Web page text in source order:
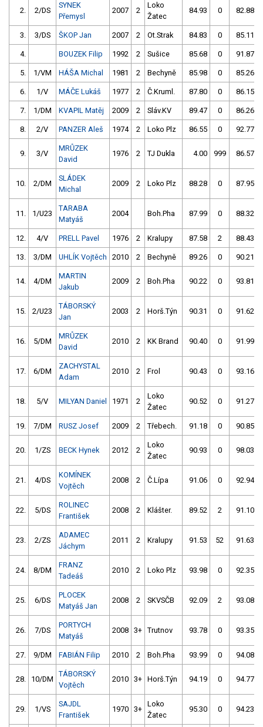
2. 2/DS
SYNEK
Přemysl
2007 2
Loko
Žatec
84.93 0 82.88
3. 3/DS ŠKOP Jan 2007 2 Ot.Strak 84.83 0 85.11
4. BOUZEK Filip 1992 2 Sušice 85.68 0 91.87
5. 1/VM HÁŠA Michal 1981 2 Bechyně 85.98 0 85.26
6. 1/V MÁČE Lukáš 1977 2 Č.Kruml. 87.80 0 86.15
7. 1/DM KVAPIL Matěj 2009 2 Sláv.KV 89.47 0 86.26
8. 2/V PANZER Aleš 1974 2 Loko Plz 86.55 0 92.77
9. 3/V
MRŮZEK
David
1976 2 TJ Dukla 4.00 999 86.57
10. 2/DM
SLÁDEK
Michal
2009 2 Loko Plz 88.28 0 87.95
11. 1/U23
TARABA
Matyáš
2004 Boh.Pha 87.99 0 88.32
12. 4/V PRELL Pavel 1976 2 Kralupy 87.58 2 88.43
13. 3/DM UHLÍK Vojtěch 2010 2 Bechyně 89.26 0 90.21
14. 4/DM
MARTIN
Jakub
2009 2 Boh.Pha 90.22 0 93.81
15. 2/U23
TÁBORSKÝ
Jan
2003 2 Horš.Týn 90.31 0 91.62
16. 5/DM
MRŮZEK
David
2010 2 KK Brand 90.40 0 91.99
17. 6/DM
ZACHYSTAL
Adam
2010 2 Frol 90.43 0 93.16
18. 5/V MILYAN Daniel 1971 2
Loko
Žatec
90.52 0 91.27
19. 7/DM RUSZ Josef 2009 2 Třebech. 91.18 0 90.85
20. 1/ZS BECK Hynek 2012 2
Loko
Žatec
90.93 0 98.03
21. 4/DS
KOMÍNEK
Vojtěch
2008 2 Č.Lípa 91.06 0 92.94
22. 5/DS
ROLINEC
František
2008 2 Klášter. 89.52 2 91.10
23. 2/ZS
ADAMEC
Jáchym
2011 2 Kralupy 91.53 52 91.63
24. 8/DM
FRANZ
Tadeáš
2010 2 Loko Plz 93.98 0 92.35
25. 6/DS
PLOCEK
Matyáš Jan
2008 2 SKVSČB 92.09 2 93.08
26. 7/DS
PORTYCH
Matyáš
2008 3+ Trutnov 93.78 0 93.35
27. 9/DM FABIÁN Filip 2010 2 Boh.Pha 93.99 0 94.08
28. 10/DM
TÁBORSKÝ
Vojtěch
2010 3+ Horš.Týn 94.19 0 94.77
29. 1/VS
SAJDL
František
1970 3+
Loko
Žatec
95.30 0 94.23